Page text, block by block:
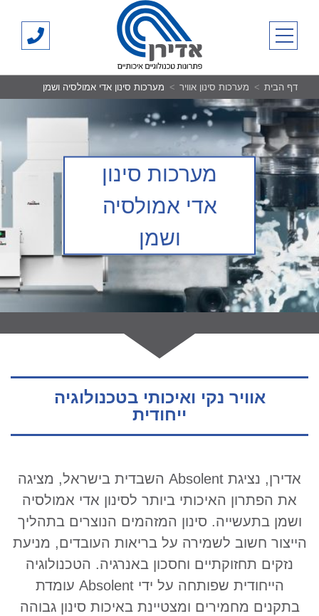
content
primary menu
דף הבית מערכות סינון אוויר מערכות סינון אדי אמולסיה ושמן
מערכות סינון
אדי אמולסיה
ושמן
אוויר נקי ואיכותי בטכנולוגיה
ייחודית
אדירן, נציגת Absolent השבדית בישראל, מציגה
את הפתרון האיכותי ביותר לסינון אדי אמולסיה
ושמן בתעשייה. סינון המזהמים הנוצרים בתהליך
הייצור חשוב לשמירה על בריאות העובדים, מניעת
נזקים תחזוקתיים וחסכון באנרגיה. הטכנולוגיה
הייחודית שפותחה על ידי Absolent עומדת
בתקנים מחמירים ומצטיינת באיכות סינון גבוהה